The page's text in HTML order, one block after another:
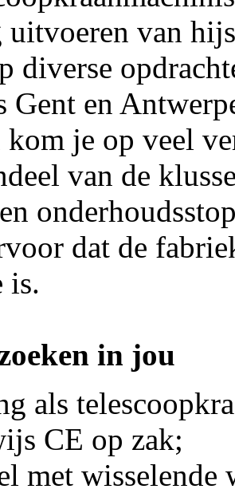
van
diverse
Gent en
kom je op veel
van de
dat de
is.
in jou
als
CE op zak;
met wisselende